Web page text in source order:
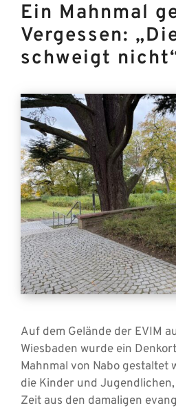
Ein Mahnmal
Vergessen:
schweigt
Auf dem Gelände der EVIM
Wiesbaden wurde ein
Mahnmal von Nabo gestaltet
die Kinder und
Zeit aus den damaligen